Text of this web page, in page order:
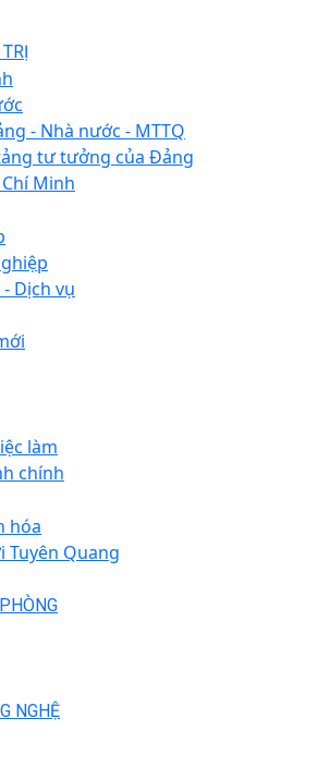
- Nhà nước - MTTQ
tư tưởng của Đảng
Minh
Dịch vụ
làm
chính
hóa
Quang
NGHỆ